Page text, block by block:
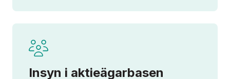
Insyn i aktieägarbasen